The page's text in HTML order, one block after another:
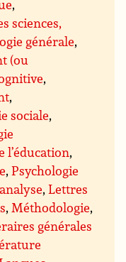
,
sciences,
générale,
(ou
,
,
sociale,
l’éducation,
,Psychologie
,Lettres
, Méthodologie,
générales